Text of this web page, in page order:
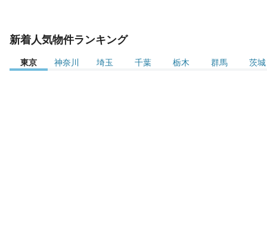
新着人気物件ランキング
東京 神奈川 埼玉 千葉 栃木 群馬 茨城